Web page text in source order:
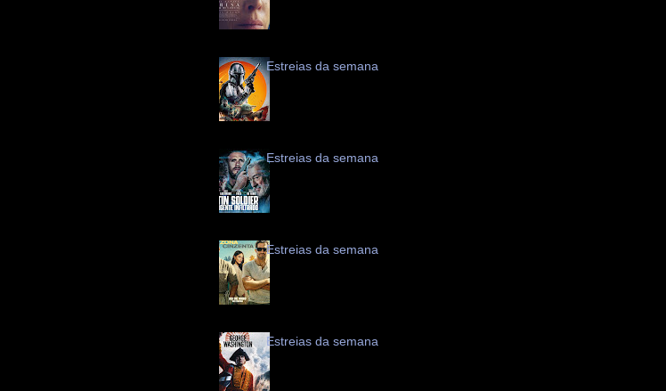
Estreias da semana
Estreias da semana
Estreias da semana
Estreias da semana